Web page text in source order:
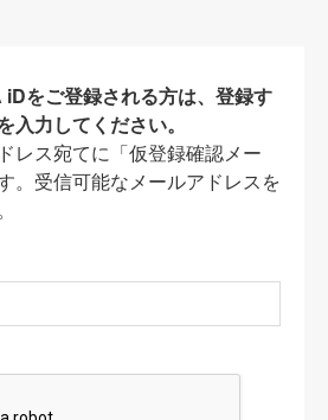
をご登録される方は、登録す
入力してください。
レス宛てに「仮登録確認メー
。受信可能なメールアドレスを